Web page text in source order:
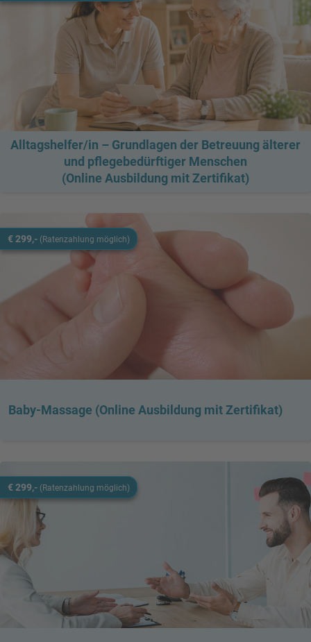
Alltagshelfer/in – Grundlagen der Betreuung älterer
und pflegebedürftiger Menschen
(Online Ausbildung mit Zertifikat)
€ 299,- (Ratenzahlung möglich)
Baby-Massage (Online Ausbildung mit Zertifikat)
€ 299,- (Ratenzahlung möglich)